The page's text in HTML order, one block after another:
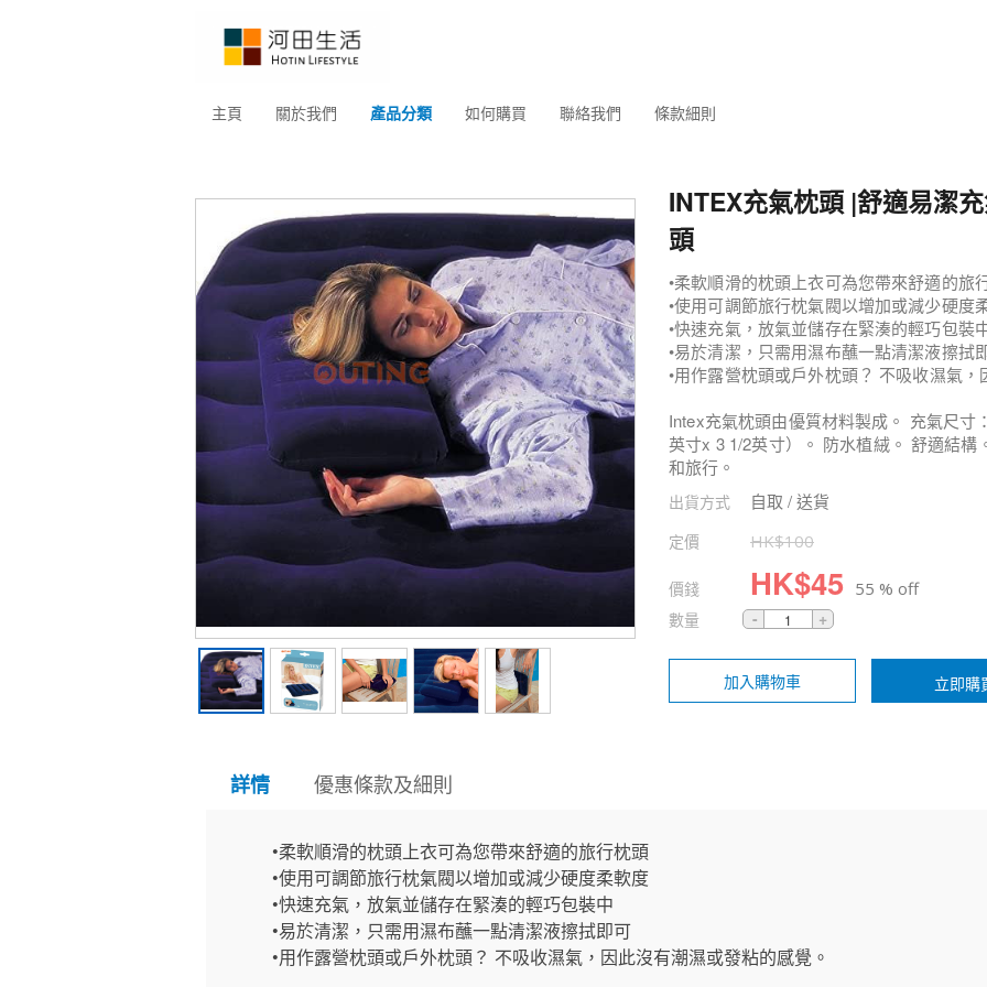
主頁 關於我們 產品分類 如何購買 聯絡我們 條款細則
INTEX充氣枕頭 |舒適易潔
頭
•柔軟順滑的枕頭上衣可為您帶來舒適的旅
•使用可調節旅行枕氣閥以增加或減少硬度
•快速充氣，放氣並儲存在緊湊的輕巧包裝
•易於清潔，只需用濕布蘸一點清潔液擦拭
•用作露營枕頭或戶外枕頭？ 不吸收濕氣，
Intex充氣枕頭由優質材料製成。 充氣尺寸
英寸x 3 1/2英寸）。 防水植絨。 舒適結
和旅行。
出貨方式 自取 / 送貨
定價 HK$100
價錢 HK$45 55 % off
數量
加入購物車 立即購
詳情 優惠條款及細則
•柔軟順滑的枕頭上衣可為您帶來舒適的旅行枕頭
•使用可調節旅行枕氣閥以增加或減少硬度柔軟度
•快速充氣，放氣並儲存在緊湊的輕巧包裝中
•易於清潔，只需用濕布蘸一點清潔液擦拭即可
•用作露營枕頭或戶外枕頭？ 不吸收濕氣，因此沒有潮濕或發粘的感覺。